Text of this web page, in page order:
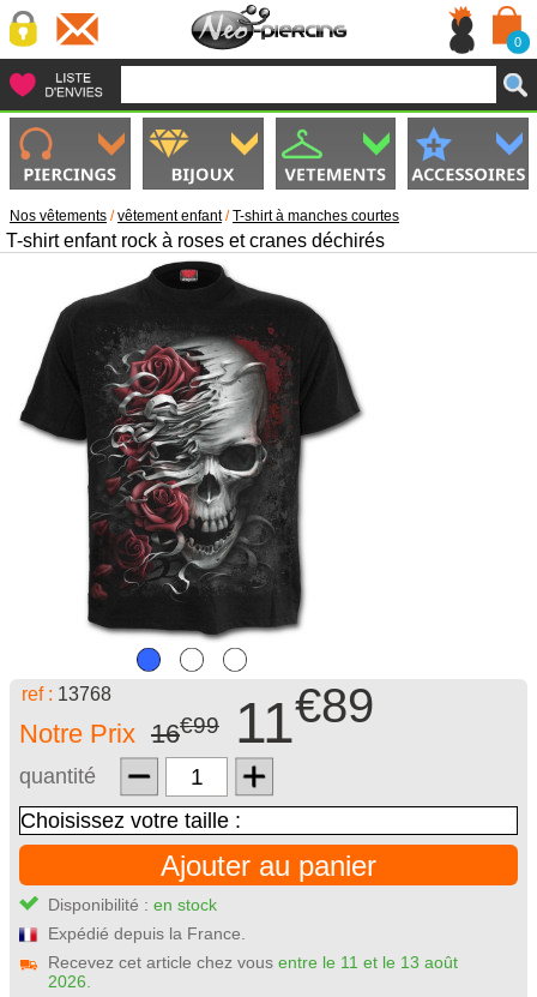
0
Nos vêtements /vêtement enfant/T-shirt à manches courtes
T-shirt enfant rock à roses et cranes déchirés
ref : 13768
Notre Prix 16€99 11€89
quantité
Ajouter au panier
Disponibilité : en stock
Expédié depuis la France.
Recevez cet article chez vous entre le 11 et le 13 août
2026.